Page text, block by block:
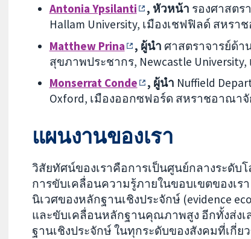
Antonia Ypsilanti , หัวหน้า รองศาสตร
Hallam University, เมืองเชฟฟิลด์ สหรา
Matthew Prina
, ผู้นำ ศาสตราจารย์ด้า
สุขภาพประชากร, Newcastle
Monserrat Conde
, ผู้นำ Nuffield
Oxford, เมืองออกซฟอร์ด สหราชอาณา
แผนงานของเรา
วิสัยทัศน์ของเราคือการเป็นศูนย์กลางระดับ
การขับเคลื่อนความรู้ภายในขอบเขตของเร
นิเวศของหลักฐานเชิงประจักษ์ (evidence
และขับเคลื่อนหลักฐานคุณภาพสูง อีกทั้งส่ง
ฐานเชิงประจักษ์ ในทุกระดับของสังคมที่เกี่ย